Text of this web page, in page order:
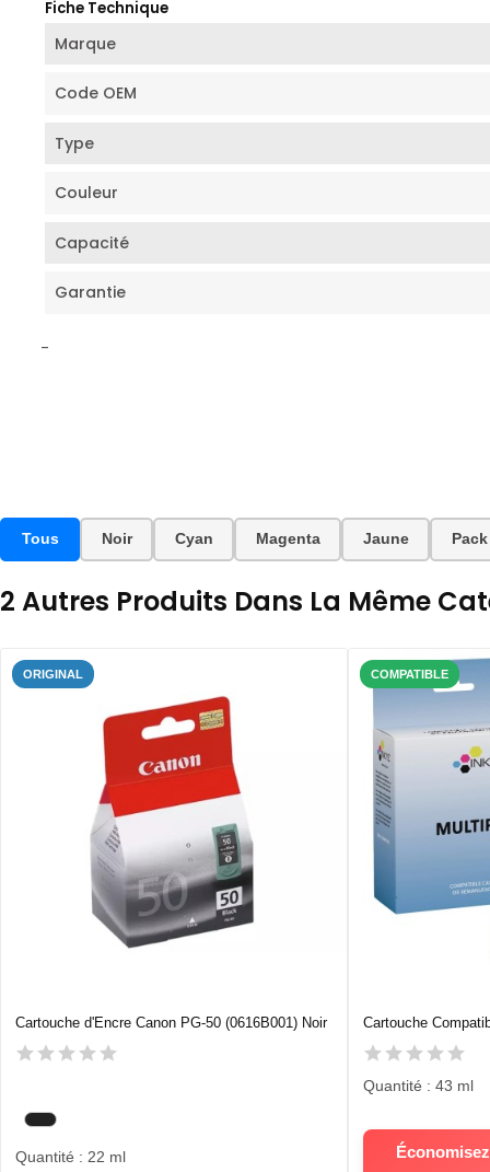
Fiche Technique
Marque
Code OEM
Type
Couleur
Capacité
Garantie
-
Tous Noir Cyan Magenta Jaune Pack
2 Autres Produits Dans La Même
ORIGINAL
Cartouche d'Encre Canon PG-50 (0616B001) Noir
Quantité : 22 ml
COMPATIBLE
Cartouche
Quantité : 43 ml